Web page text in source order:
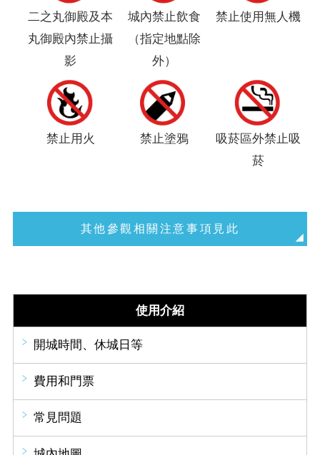
二之丸御殿及本
丸御殿內禁止攝
影
城內禁止飲食
（指定地點除
外）
禁止使用無人機
禁止用火 禁止塗鴉
吸菸區外禁止吸
菸
其他參觀相關注意事項見此
使用介紹
開城時間、休城日等
費用和門票
常見問題